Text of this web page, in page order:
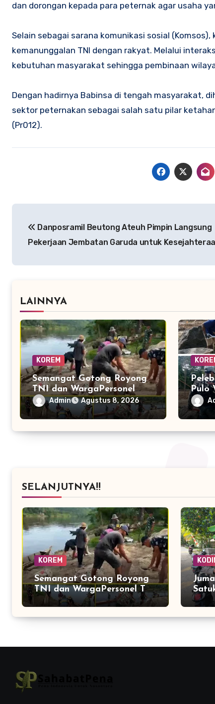
dan dorongan kepada para peternak agar usaha
Selain sebagai sarana komunikasi sosial
kemanunggalan TNI dengan rakyat. Melalui
kebutuhan masyarakat sehingga pembinaan
Dengan hadirnya Babinsa di tengah masyarakat,
sektor peternakan sebagai salah satu pilar
(Pr012).
pos Danposramil Beutong Ateuh Pimpin Langsung
Pekerjaan Jembatan Garuda untuk
LAINNYA
KOREM
Semangat Gotong Royong
TNI dan WargaPersonel
TNI Bangun Jembatan
Perintis Cibubukan–Serasah
Admin Agustus 8, 2026
Pulo
dan
SELANJUTNYA!!
KOREM
Semangat Gotong Royong
TNI dan WargaPersonel TNI
Bangun Jembatan Perintis
dan